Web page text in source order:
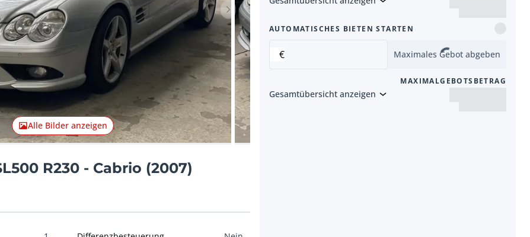
Nächster Artikel
Alle Bilder anzeigen
R230 - Cabrio (2007)
AUTOMATISCHES BIETEN STARTEN
€ Maximales Gebot abgeben
MAXIMALGEBOTSBETRAG
Gesamtübersicht anzeigen